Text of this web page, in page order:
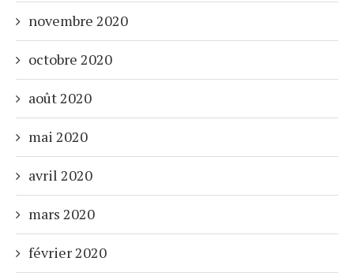
novembre 2020
octobre 2020
août 2020
mai 2020
avril 2020
mars 2020
février 2020